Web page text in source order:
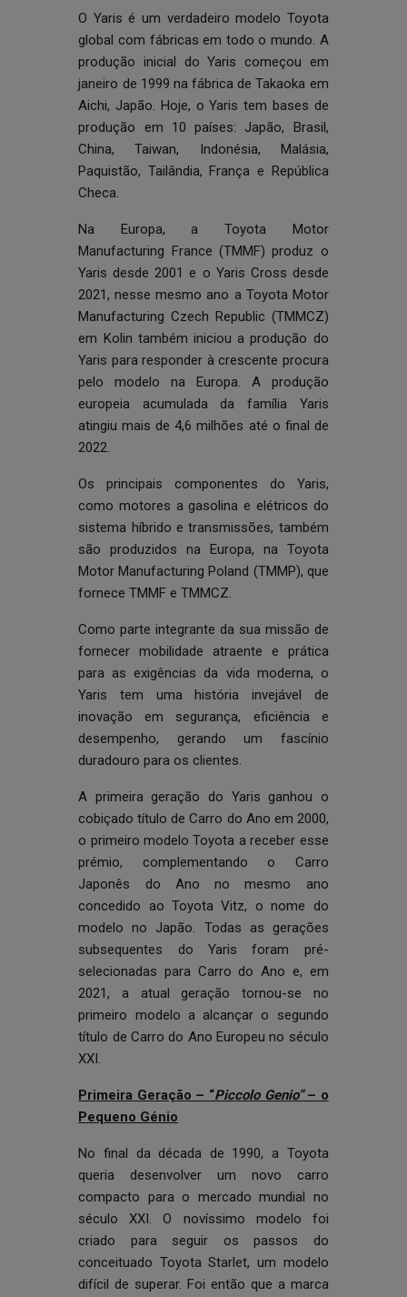
O Yaris é um verdadeiro modelo Toyota
global com fábricas em todo o mundo. A
produção inicial do Yaris começou em
janeiro de 1999 na fábrica de Takaoka em
Aichi, Japão. Hoje, o Yaris tem bases de
produção em 10 países: Japão, Brasil,
China, Taiwan, Indonésia, Malásia,
Paquistão, Tailândia, França e República
Checa.
Na Europa, a Toyota Motor
Manufacturing France (TMMF) produz o
Yaris desde 2001 e o Yaris Cross desde
2021, nesse mesmo ano a Toyota Motor
Manufacturing Czech Republic (TMMCZ)
em Kolin também iniciou a produção do
Yaris para responder à crescente procura
pelo modelo na Europa. A produção
europeia acumulada da família Yaris
atingiu mais de 4,6 milhões até o final de
2022.
Os principais componentes do Yaris,
como motores a gasolina e elétricos do
sistema híbrido e transmissões, também
são produzidos na Europa, na Toyota
Motor Manufacturing Poland (TMMP), que
fornece TMMF e TMMCZ.
Como parte integrante da sua missão de
fornecer mobilidade atraente e prática
para as exigências da vida moderna, o
Yaris tem uma história invejável de
inovação em segurança, eficiência e
desempenho, gerando um fascínio
duradouro para os clientes.
A primeira geração do Yaris ganhou o
cobiçado título de Carro do Ano em 2000,
o primeiro modelo Toyota a receber esse
prémio, complementando o Carro
Japonês do Ano no mesmo ano
concedido ao Toyota Vitz, o nome do
modelo no Japão. Todas as gerações
subsequentes do Yaris foram pré-
selecionadas para Carro do Ano e, em
2021, a atual geração tornou-se no
primeiro modelo a alcançar o segundo
título de Carro do Ano Europeu no século
XXI.
Primeira Geração – “Piccolo Genio”– o
Pequeno Génio
No final da década de 1990, a Toyota
queria desenvolver um novo carro
compacto para o mercado mundial no
século XXI. O novíssimo modelo foi
criado para seguir os passos do
conceituado Toyota Starlet, um modelo
difícil de superar. Foi então que a marca